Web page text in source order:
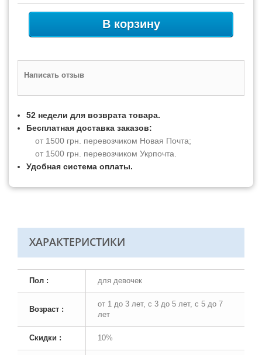
В корзину
Написать отзыв
52 недели для возврата товара.
Бесплатная доставка заказов:
от 1500 грн. перевозчиком Новая Почта;
от 1500 грн. перевозчиком Укрпочта.
Удобная система оплаты.
ХАРАКТЕРИСТИКИ
Пол : для девочек
Возраст :
от 1 до 3 лет, с 3 до 5 лет, с 5 до 7
лет
Скидки : 10%